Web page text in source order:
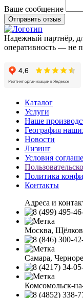
Ваше сообщение
Отправить отзыв
Надежный партнёр,
оперативность — не
Каталог
Услуги
Наше
География
Новости
Лизинг
Условия
Политика
Контакты
Адреса и
Москва,
Самара,
Комсомольск-